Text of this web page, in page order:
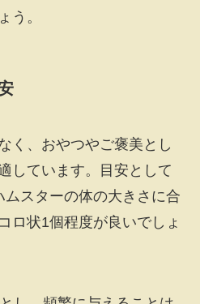
う。
く、おやつやご褒美とし
しています。目安として
スターの体の大きさに合
ロ状1個程度が良いでしょ